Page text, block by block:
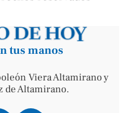
tus manos
Viera Altamirano y
de Altamirano.